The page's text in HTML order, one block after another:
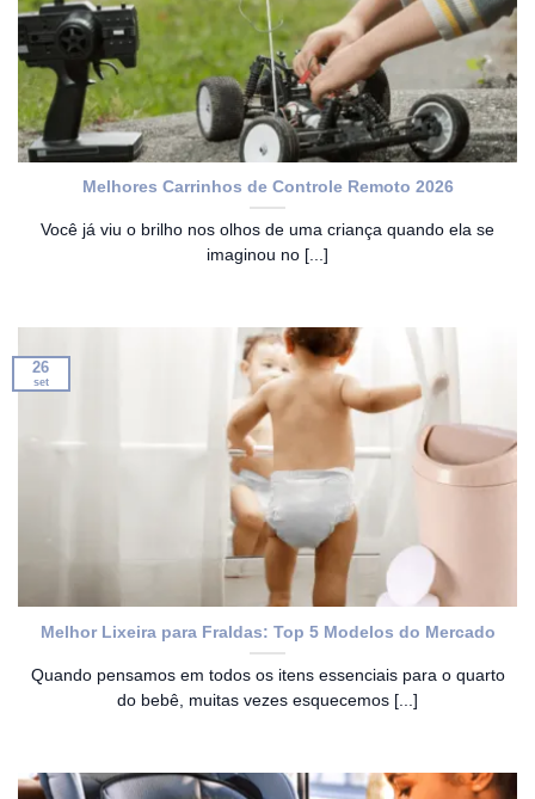
Melhores Carrinhos de Controle Remoto 2026
Você já viu o brilho nos olhos de uma criança quando ela se
imaginou no [...]
Melhor Lixeira para Fraldas: Top 5 Modelos do Mercado
Quando pensamos em todos os itens essenciais para o quarto
do bebê, muitas vezes esquecemos [...]
26
set